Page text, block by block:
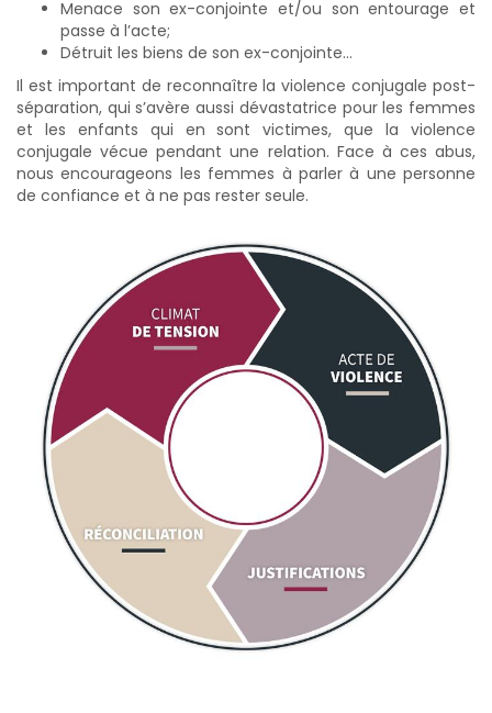
Menace son ex-conjointe et/ou son entourage et
passe à l’acte;
Détruit les biens de son ex-conjointe…
Il est important de reconnaître la violence conjugale post-
séparation, qui s’avère aussi dévastatrice pour les femmes
et les enfants qui en sont victimes, que la violence
conjugale vécue pendant une relation. Face à ces abus,
nous encourageons les femmes à parler à une personne
de confiance et à ne pas rester seule.